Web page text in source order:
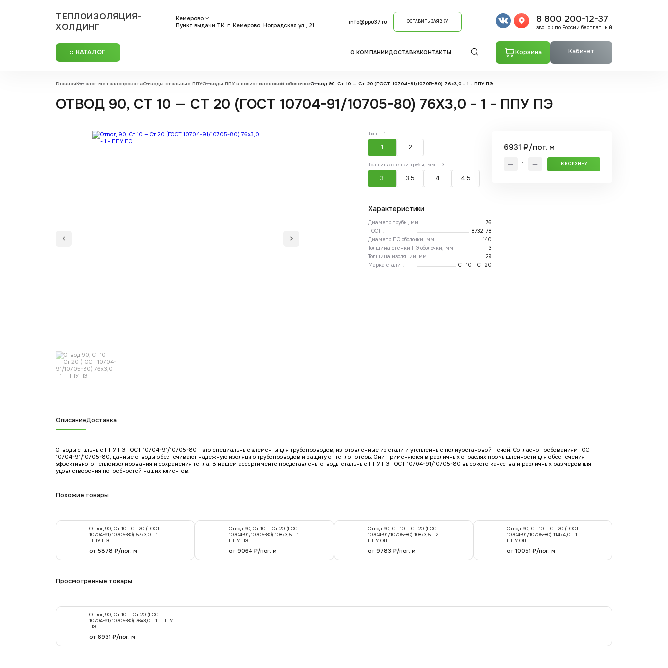
ТЕПЛОИЗОЛЯЦИЯ-
ХОЛДИНГ
Кемерово
Пункт выдачи ТК: г. Кемерово, Ноградская ул., 21
info@ppu37.ru ОСТАВИТЬ ЗАЯВКУ 8 800 200-12-37
звонок по России бесплатный
КАТАЛОГ О КОМПАНИИДОСТАВКАКОНТАКТЫ Корзина Кабинет
ГлавнаяКаталог металлопрокатаОтводы стальные ППУОтводы ППУ в полиэтиленовой оболочкеОтвод 90, Ст 10 — Ст 20 (ГОСТ 10704-91/10705-80) 76x3,0 - 1 - ППУ ПЭ
ОТВОД 90, СТ 10 — СТ 20 (ГОСТ 10704-91/10705-80) 76X3,0 - 1 - ППУ ПЭ
Тип — 1
1 2
Толщина стенки трубы, мм — 3
3 3.5 4 4.5
Характеристики
Диаметр трубы, мм
76
ГОСТ
8732-78
Диаметр ПЭ оболочки, мм
140
Толщина стенки ПЭ оболочки, мм
3
Толщина изоляции, мм
29
Марка стали
Ст 10 - Ст 20
6931 ₽/пог. м
В КОРЗИНУ
ОписаниеДоставка
Отводы стальные ППУ ПЭ ГОСТ 10704-91/10705-80 - это специальные элементы для трубопроводов, изготовленные из стали и утепленные полиуретановой пеной. Согласно требованиям ГОСТ
10704-91/10705-80, данные отводы обеспечивают надежную изоляцию трубопроводов и защиту от теплопотерь. Они применяются в различных отраслях промышленности для обеспечения
эффективного теплоизолирования и сохранения тепла. В нашем ассортименте представлены отводы стальные ППУ ПЭ ГОСТ 10704-91/10705-80 высокого качества и различных размеров для
удовлетворения потребностей наших клиентов.
Похожие товары
Отвод 90, Ст 10 - Ст 20 (ГОСТ
10704-91/10705-80) 57х3,0 - 1 -
ППУ ПЭ
от 5878 ₽/пог. м
Отвод 90, Ст 10 — Ст 20 (ГОСТ
10704-91/10705-80) 108x3,5 - 1 -
ППУ ПЭ
от 9064 ₽/пог. м
Отвод 90, Ст 10 — Ст 20 (ГОСТ
10704-91/10705-80) 108x3,5 - 2 -
ППУ ОЦ
от 9783 ₽/пог. м
Отвод 90, Ст 10 — Ст 20 (ГОСТ
10704-91/10705-80) 114x4,0 - 1 -
ППУ ОЦ
от 10051 ₽/пог. м
Просмотренные товары
Отвод 90, Ст 10 — Ст 20 (ГОСТ
10704-91/10705-80) 76x3,0 - 1 - ППУ
ПЭ
от 6931 ₽/пог. м